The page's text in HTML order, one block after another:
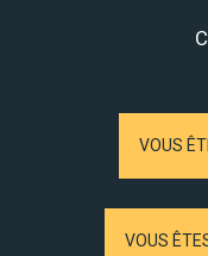
VOUS
VOUS